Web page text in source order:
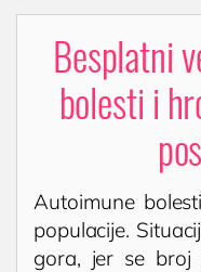
Gastroenterolog
Endokrinolog
ULTRAZVUK
Ultrazvuk štitne
Ultrazvuk srca
Ultrazvuk dojki

Dodirnite za poziv
Besplatni
bolesti i
Autoimune
populacije.
gora, jer se broj